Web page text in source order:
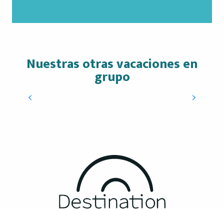
Nuestras otras vacaciones en
grupo
Estancia de golf
Entre la bahía y el pinar, descubra los campos de